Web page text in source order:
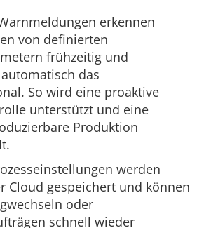
erkennen
von definierten
frühzeitig und
das
So wird eine proaktive
unterstützt und eine
Produktion
werden
Cloud gespeichert und können
oder
schnell wieder